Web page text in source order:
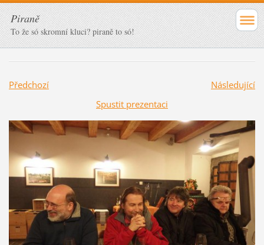
Piraně
To že só skromní kluci? piraně to só!
Předchozí
Následující
Spustit prezentaci